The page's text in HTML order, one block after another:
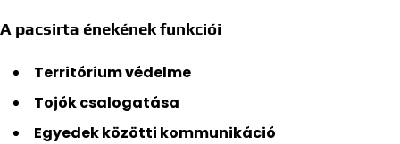
A pacsirta énekének funkciói
Territórium védelme
Tojók csalogatása
Egyedek közötti kommunikáció